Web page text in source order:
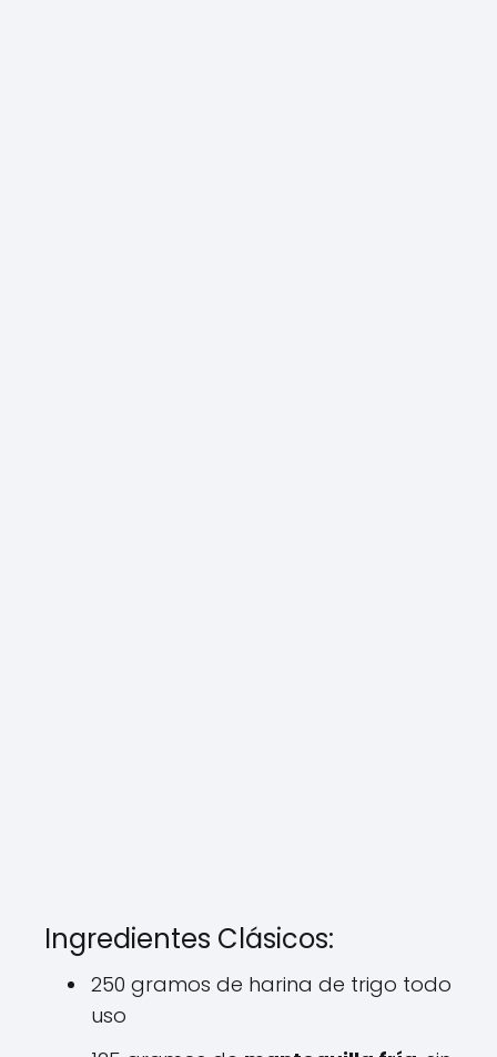
Ingredientes Clásicos:
250 gramos de harina de trigo todo
uso